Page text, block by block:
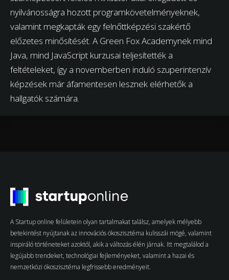
nyilvánosságra hozott programkövetelményeknek,
valamint megkapták egy felnőttképzési szakértő
előzetes minősítését. A Green Fox Academynek mind
Java, mind JavaScript kurzusai teljesítették a
feltételeket, így a novemberben induló szuperintenzív
képzések már áfamentesen lesznek elérhetők a
hallgatók számára.
A Startup online felületein olyan tartalmakat találsz, amelyek mélyebb
betekintést nyújtanak az innovációs ökoszisztéma kulisszái mögé, valamint
inspiráló történeteket azoktól, akik a változás élén járnak. Itt megtalálod a
legújabb trendeket, technológiai fejleményeket, valamint a hazai és
nemzetközi ökoszisztéma legfrissebb eredményeit.